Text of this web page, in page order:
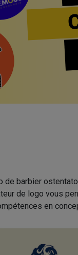
barbier
de logo vous
en